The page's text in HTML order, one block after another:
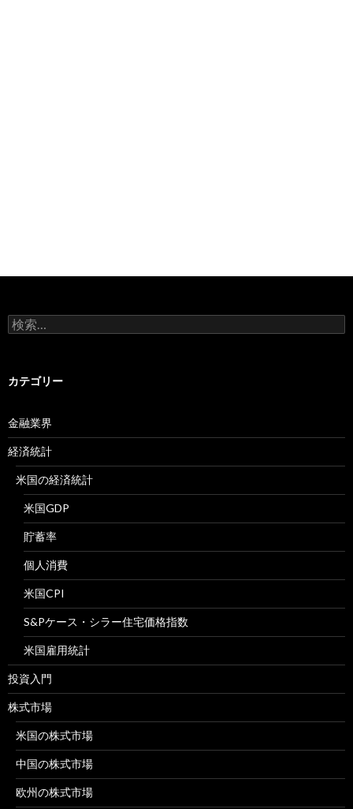
検
索:
カテゴリー
金融業界
経済統計
米国の経済統計
米国GDP
貯蓄率
個人消費
米国CPI
S&Pケース・シラー住宅価格指数
米国雇用統計
投資入門
株式市場
米国の株式市場
中国の株式市場
欧州の株式市場